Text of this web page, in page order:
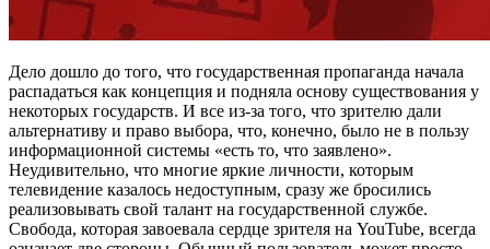
Дело дошло до того, что государственная пропаганда начала
распадаться как концепция и подняла основу существования у
некоторых государств. И все из-за того, что зрителю дали
альтернативу и право выбора, что, конечно, было не в пользу
информационной системы «есть то, что заявлено».
Неудивительно, что многие яркие личности, которым
телевидение казалось недоступным, сразу же бросились
реализовывать свой талант на государственной службе.
Свобода, которая завоевала сердце зрителя на YouTube, всегда